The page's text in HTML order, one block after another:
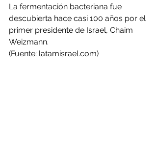
La fermentación bacteriana fue
descubierta hace casi 100 años por el
primer presidente de Israel, Chaim
Weizmann.
(Fuente: latamisrael.com)